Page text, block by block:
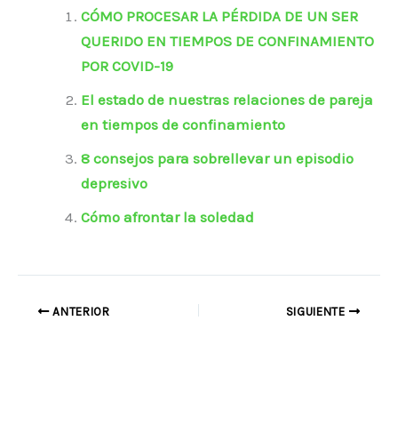
CÓMO PROCESAR LA PÉRDIDA DE UN SER
QUERIDO EN TIEMPOS DE CONFINAMIENTO
POR COVID-19
El estado de nuestras relaciones de pareja
en tiempos de confinamiento
8 consejos para sobrellevar un episodio
depresivo
Cómo afrontar la soledad
ANTERIOR SIGUIENTE